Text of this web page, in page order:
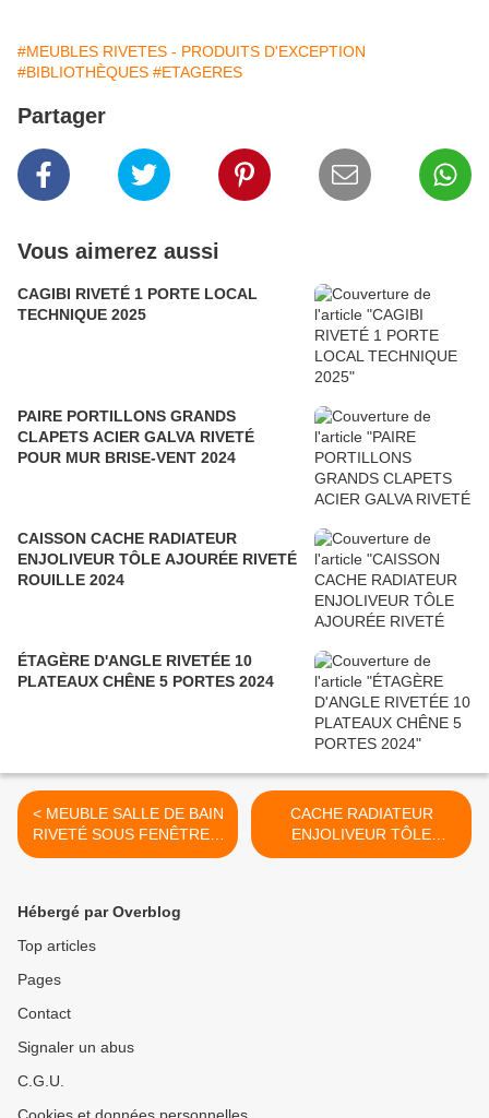
#MEUBLES RIVETES - PRODUITS D'EXCEPTION
#BIBLIOTHÈQUES #ETAGERES
Partager
Vous aimerez aussi
CAGIBI RIVETÉ 1 PORTE LOCAL
TECHNIQUE 2025
PAIRE PORTILLONS GRANDS
CLAPETS ACIER GALVA RIVETÉ
POUR MUR BRISE-VENT 2024
CAISSON CACHE RADIATEUR
ENJOLIVEUR TÔLE AJOURÉE RIVETÉ
ROUILLE 2024
ÉTAGÈRE D'ANGLE RIVETÉE 10
PLATEAUX CHÊNE 5 PORTES 2024
< MEUBLE SALLE DE BAIN
RIVETÉ SOUS FENÊTRE 1
NICHE 1 PORTE 2020
CACHE RADIATEUR
ENJOLIVEUR TÔLE
AJOURÉE RIVETÉ
Hébergé par Overblog
Top articles
Pages
Contact
Signaler un abus
C.G.U.